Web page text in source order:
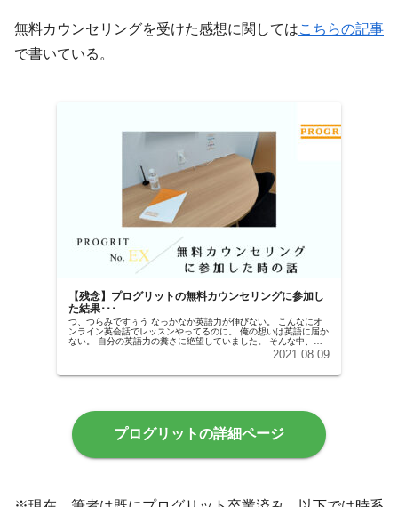
無料カウンセリングを受けた感想に関してはこちらの記事
で書いている。
【残念】プログリットの無料カウンセリングに参加し
た結果･･･
つ、つらみですぅう なっかなか英語力が伸びない。 こんなにオ
ンライン英会話でレッスンやってるのに。 俺の想いは英語に届か
ない。 自分の英語力の糞さに絶望していました。 そんな中、以
前、知人から話を聞いていたプログリットの無料カウンセリング
2021.08.09
プログリットの詳細ページ